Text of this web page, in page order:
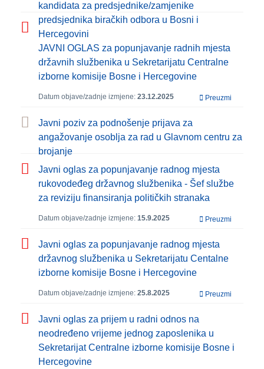
kandidata za predsjednike/zamjenike
predsjednika biračkih odbora u Bosni i
Hercegovini
JAVNI OGLAS za popunjavanje radnih mjesta
državnih službenika u Sekretarijatu Centralne
izborne komisije Bosne i Hercegovine
Datum objave/zadnje izmjene: 23.12.2025 Preuzmi
Javni poziv za podnošenje prijava za
angažovanje osoblja za rad u Glavnom centru za
brojanje
Javni oglas za popunjavanje radnog mjesta
rukovodeđeg državnog službenika - Šef službe
za reviziju finansiranja političkih stranaka
Datum objave/zadnje izmjene: 15.9.2025 Preuzmi
Javni oglas za popunjavanje radnog mjesta
državnog službenika u Sekretarijatu Centalne
izborne komisije Bosne i Hercegovine
Datum objave/zadnje izmjene: 25.8.2025 Preuzmi
Javni oglas za prijem u radni odnos na
neodređeno vrijeme jednog zaposlenika u
Sekretarijat Centralne izborne komisije Bosne i
Hercegovine